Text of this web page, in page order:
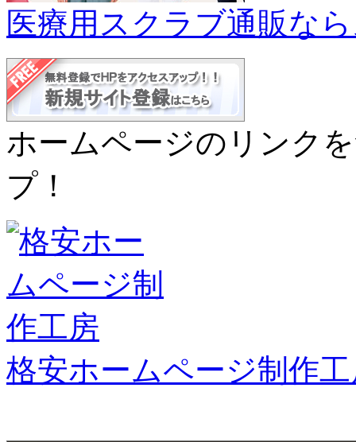
医療用スクラブ通販な
ホームページのリンク
プ！
格安ホームページ制作